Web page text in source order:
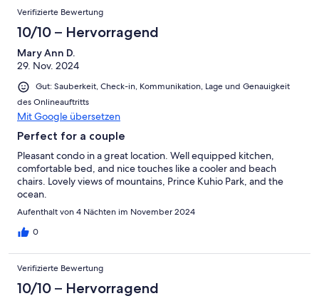
Verifizierte Bewertung
10/10 – Hervorragend
Mary Ann D.
29. Nov. 2024
Gut: Sauberkeit, Check-in, Kommunikation, Lage und Genauigkeit
des Onlineauftritts
Mit Google übersetzen
Perfect for a couple
Pleasant condo in a great location. Well equipped kitchen,
comfortable bed, and nice touches like a cooler and beach
chairs. Lovely views of mountains, Prince Kuhio Park, and the
ocean.
Aufenthalt von 4 Nächten im November 2024
0
Verifizierte Bewertung
10/10 – Hervorragend